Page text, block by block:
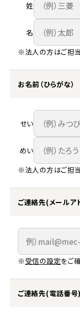
姓
名
※法人の方はご担
お名前（ひらがな）
せい
めい
※法人の方はご担
ご連絡先(メールア
※ 受信の設定をご
ご連絡先(電話番号)